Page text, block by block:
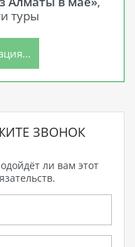
туры
ЗВОНОК
ли вам этот